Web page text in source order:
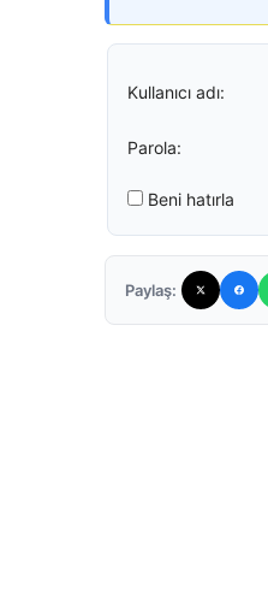
Kullanıcı adı:
Parola:
Beni hatırla
Paylaş: